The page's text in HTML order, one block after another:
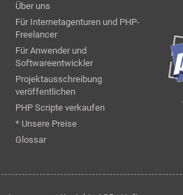
Über uns
Für Internetagenturen und PHP-
Freelancer
Für Anwender und
Softwareentwickler
Projektausschreibung
veröffentlichen
PHP Scripte verkaufen
* Unsere Preise
Glossar